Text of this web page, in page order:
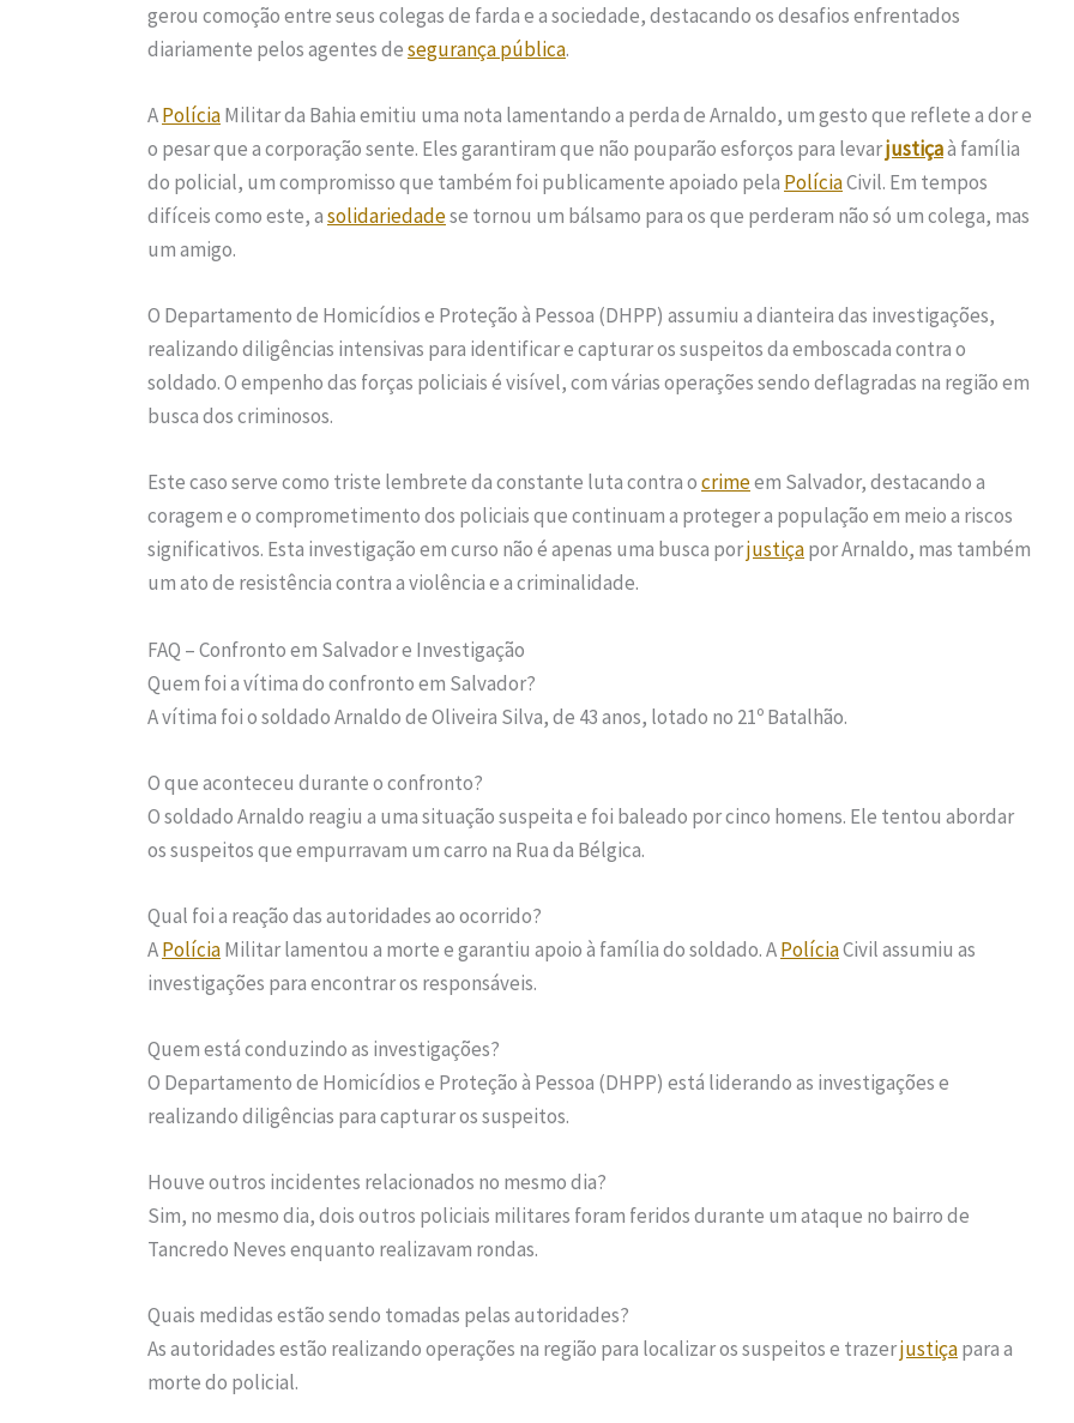
gerou comoção entre seus colegas de farda e a sociedade, destacando os desafios enfrentados
diariamente pelos agentes desegurança pública.
APolíciaMilitar da Bahia emitiu uma nota lamentando a perda de Arnaldo, um gesto que reflete a dor e
o pesar que a corporação sente. Eles garantiram que não pouparão esforços para levarjustiçaà família
do policial, um compromisso que também foi publicamente apoiado pela PolíciaCivil. Em tempos
difíceis como este, asolidariedadese tornou um bálsamo para os que perderam não só um colega, mas
um amigo.
O Departamento de Homicídios e Proteção à Pessoa (DHPP) assumiu a dianteira das investigações,
realizando diligências intensivas para identificar e capturar os suspeitos da emboscada contra o
soldado. O empenho das forças policiais é visível, com várias operações sendo deflagradas na região em
busca dos criminosos.
Este caso serve como triste lembrete da constante luta contra ocrimeem Salvador, destacando a
coragem e o comprometimento dos policiais que continuam a proteger a população em meio a riscos
significativos. Esta investigação em curso não é apenas uma busca porjustiçapor Arnaldo, mas também
um ato de resistência contra a violência e a criminalidade.
FAQ – Confronto em Salvador e Investigação
Quem foi a vítima do confronto em Salvador?
A vítima foi o soldado Arnaldo de Oliveira Silva, de 43 anos, lotado no 21º Batalhão.
O que aconteceu durante o confronto?
O soldado Arnaldo reagiu a uma situação suspeita e foi baleado por cinco homens. Ele tentou abordar
os suspeitos que empurravam um carro na Rua da Bélgica.
Qual foi a reação das autoridades ao ocorrido?
APolíciaMilitar lamentou a morte e garantiu apoio à família do soldado. APolíciaCivil assumiu as
investigações para encontrar os responsáveis.
Quem está conduzindo as investigações?
O Departamento de Homicídios e Proteção à Pessoa (DHPP) está liderando as investigações e
realizando diligências para capturar os suspeitos.
Houve outros incidentes relacionados no mesmo dia?
Sim, no mesmo dia, dois outros policiais militares foram feridos durante um ataque no bairro de
Tancredo Neves enquanto realizavam rondas.
Quais medidas estão sendo tomadas pelas autoridades?
As autoridades estão realizando operações na região para localizar os suspeitos e trazerjustiçapara a
morte do policial.